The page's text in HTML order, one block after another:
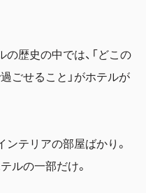
歴史の中では、「どこの
ごせること」がホテルが
テリアの部屋ばかり。
ルの一部だけ。